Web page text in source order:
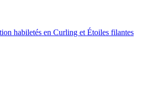
habiletés en Curling et Étoiles filantes